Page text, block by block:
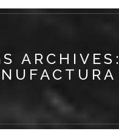
ARCHIVES: